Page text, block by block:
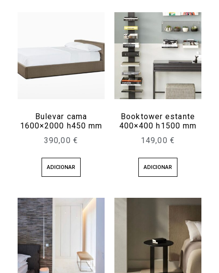
Bulevar cama
1600×2000 h450 mm
390,00 €
ADICIONAR
Booktower estante
400×400 h1500 mm
149,00 €
ADICIONAR